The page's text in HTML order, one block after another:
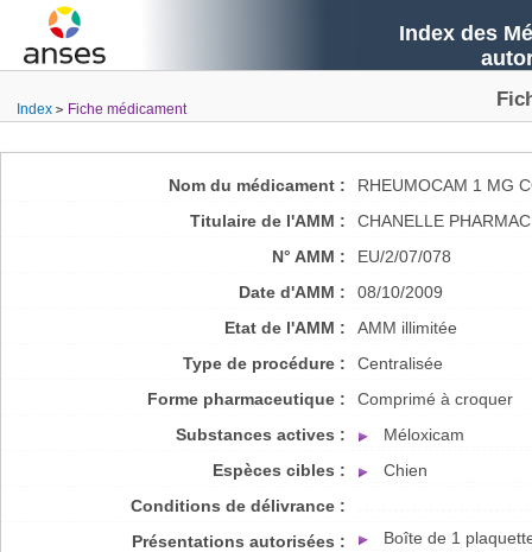
Index des
Index Fiche médicament
Nom du médicament :
RHEUMOCAM 1 MG
Titulaire de l'AMM :
CHANELLE
N° AMM :
EU/2/07/078
Date d'AMM :
08/10/2009
Etat de l'AMM :
AMM illimitée
Type de procédure :
Centralisée
Forme pharmaceutique :
Comprimé à croquer
Substances actives :
Méloxicam
Espèces cibles :
Chien
Conditions de délivrance :
Présentations autorisées :
Boîte de 1